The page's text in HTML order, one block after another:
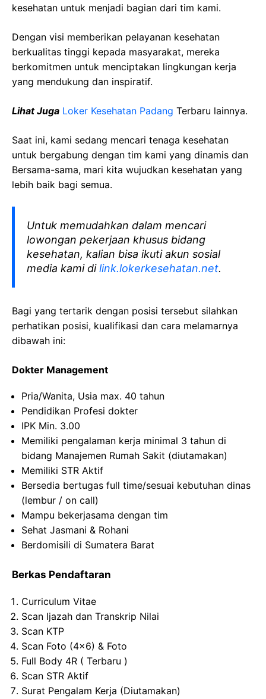
kesehatan untuk menjadi bagian dari tim kami.
Dengan visi memberikan pelayanan kesehatan
berkualitas tinggi kepada masyarakat, mereka
berkomitmen untuk menciptakan lingkungan kerja
yang mendukung dan inspiratif.
Lihat Juga Loker Kesehatan Padang Terbaru lainnya.
Saat ini, kami sedang mencari tenaga kesehatan
untuk bergabung dengan tim kami yang dinamis dan
Bersama-sama, mari kita wujudkan kesehatan yang
lebih baik bagi semua.
Untuk memudahkan dalam mencari
lowongan pekerjaan khusus bidang
kesehatan, kalian bisa ikuti akun sosial
media kami dilink.lokerkesehatan.net.
Bagi yang tertarik dengan posisi tersebut silahkan
perhatikan posisi, kualifikasi dan cara melamarnya
dibawah ini:
Dokter Management
Pria/Wanita, Usia max. 40 tahun
Pendidikan Profesi dokter
IPK Min. 3.00
Memiliki pengalaman kerja minimal 3 tahun di
bidang Manajemen Rumah Sakit (diutamakan)
Memiliki STR Aktif
Bersedia bertugas full time/sesuai kebutuhan dinas
(lembur / on call)
Mampu bekerjasama dengan tim
Sehat Jasmani & Rohani
Berdomisili di Sumatera Barat
Berkas Pendaftaran
Curriculum Vitae
Scan Ijazah dan Transkrip Nilai
Scan KTP
Scan Foto (4×6) & Foto
Full Body 4R ( Terbaru )
Scan STR Aktif
Surat Pengalam Kerja (Diutamakan)